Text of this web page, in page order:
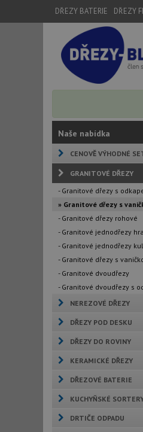
DŘEZY BATERIE DŘEZY
Naše nabídka
CENOVĚ VÝHODNÉ
GRANITOVÉ DŘEZY
- Granitové dřezy s
» Granitové dřezy s
- Granitové dřezy rohové
- Granitové jednodřezy
- Granitové jednodřezy
- Granitové dřezy s
- Granitové dvoudřezy
- Granitové dvoudřezy s
NEREZOVÉ DŘEZY
DŘEZY POD DESKU
DŘEZY DO ROVINY
KERAMICKÉ DŘEZY
DŘEZOVÉ BATERIE
KUCHYŇSKÉ
DRTIČE ODPADU